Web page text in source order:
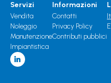
Servizi
Vendita
Noleggio
Manutenzione
Impiantistica
Informazioni
Contatti
Privacy Policy
Contributi pubblici